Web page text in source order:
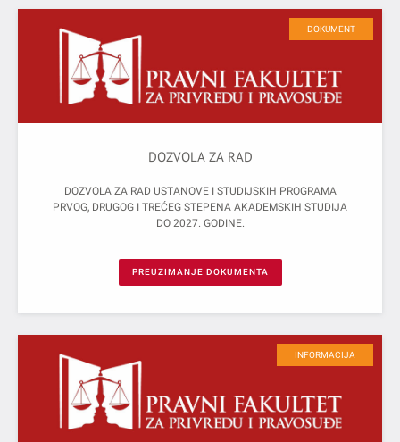
DOKUMENT
DOZVOLA ZA RAD
DOZVOLA ZA RAD USTANOVE I STUDIJSKIH PROGRAMA
PRVOG, DRUGOG I TREĆEG STEPENA AKADEMSKIH STUDIJA
DO 2027. GODINE.
PREUZIMANJE DOKUMENTA
INFORMACIJA